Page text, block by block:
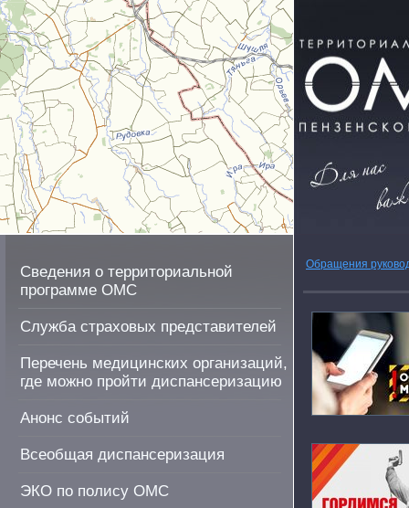
Сведения о территориальной
программе ОМС
Служба страховых представителей
Перечень медицинских организаций,
где можно пройти диспансеризацию
Анонс событий
Всеобщая диспансеризация
ЭКО по полису ОМС
Обращения